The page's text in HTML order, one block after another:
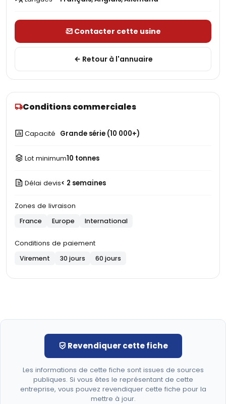
Contacter cette usine
Retour à l'annuaire
Conditions commerciales
Capacité Grande série (10 000+)
Lot minimum10 tonnes
Délai devis< 2 semaines
Zones de livraison
France Europe International
Conditions de paiement
Virement 30 jours 60 jours
Revendiquer cette fiche
Les informations de cette fiche sont issues de sources
publiques. Si vous êtes le représentant de cette
entreprise, vous pouvez revendiquer cette fiche pour la
mettre à jour.